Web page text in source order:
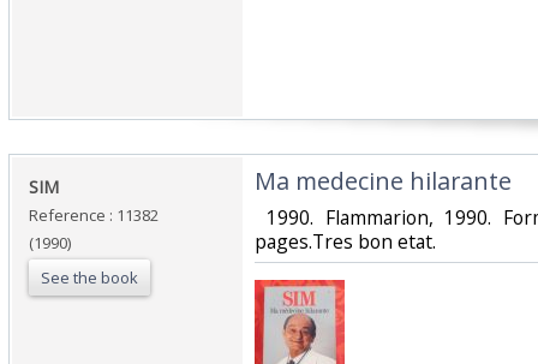
‎SIM ‎
Reference : 11382
(1990)
See the book
‎Ma medecine hilarante‎
1990. Flammarion, 1990.
pages.Tres bon etat.‎